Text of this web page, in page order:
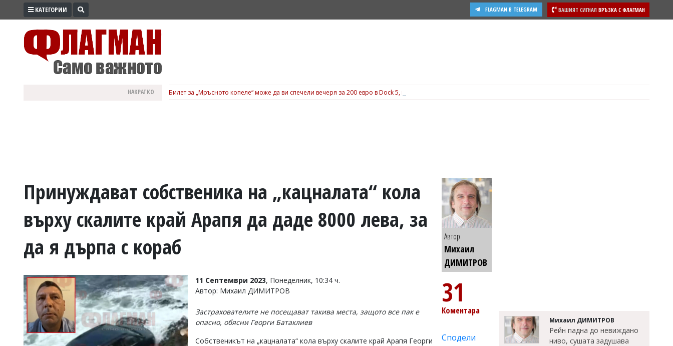
ПРОМО
ВОЙНАТА
УКРАЙНА
РАЗСЛЕДВАНЕ
БИЗНЕС
Управители:
Веселин
Василев,
КАТЕГОРИИ ВАШИЯТ СИГНАЛ ВРЪЗКА С ФЛАГМАН
FLAGMAN В TELEGRAM
НАКРАТКО Билет за „Мръсното копеле“ може да ви спечели вечеря за 200 евро в Dock 5, вижте подробности
Принуждават собственика на „кацналата“ кола
върху скалите край Арапя да даде 8000 лева, за
да я дърпа с кораб
11 Септември 2023, Понеделник, 10:34 ч.
Автор: Михаил ДИМИТРОВ
Застрахователите не посещават такива места, защото все пак е
опасно, обясни Георги Батаклиев
Собственикът на „кацналата“ кола върху скалите край Арапя Георги
Автор
Михаил
ДИМИТРОВ
31
Коментара
Сподели
Михаил ДИМИТРОВ
Рейн падна до невиждано
ниво, сушата задушава